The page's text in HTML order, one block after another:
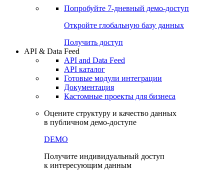
Попробуйте 7-дневный демо-доступ
Откройте глобальную базу данных
Получить доступ
API & Data Feed
API and Data Feed
API каталог
Готовые модули интеграции
Документация
Кастомные проекты для бизнеса
Оцените структуру и качество данных
в публичном демо-доступе
DEMO
Получите индивидуальный доступ
к интересующим данным